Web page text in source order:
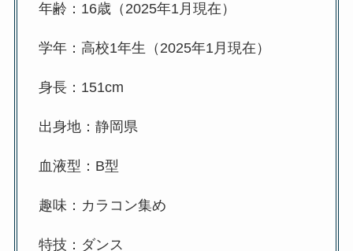
年齢：16歳（2025年1月現在）
学年：高校1年生（2025年1月現在）
身長：151cm
出身地：静岡県
血液型：B型
趣味：カラコン集め
特技：ダンス